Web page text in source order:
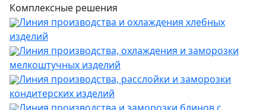
Комплексные решения
Линия производства и охлаждения хлебных
изделий
Линия производства, охлаждения и заморозки
мелкоштучных изделий
Линия производства, расслойки и заморозки
кондитерских изделий